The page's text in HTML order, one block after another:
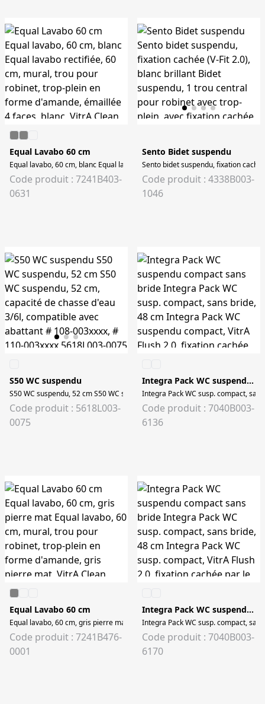
Equal Lavabo 60 cm
Equal lavabo, 60 cm, blanc Equal lavabo rectifiée, 60 cm, mural, trou pour
Code produit : 7241B403-
0631
Sento Bidet suspendu
Sento bidet suspendu, fixation
Code produit : 4338B003-
1046
S50 WC suspendu
S50 WC suspendu, 52 cm S50 WC suspendu, 52 cm, capacité de chasse
Code produit : 5618L003-
0075
Integra Pack WC suspendu compact sans bride
Integra Pack WC susp. compact,
Code produit : 7040B003-
6136
Equal Lavabo 60 cm
Equal lavabo, 60 cm, gris pierre mat Equal lavabo, 60 cm, mural, trou pour
Code produit : 7241B476-
0001
Integra Pack WC suspendu compact sans bride
Integra Pack WC susp. compact,
Code produit : 7040B003-
6170